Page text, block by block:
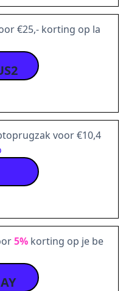
€25,- korting op la
voor €10,4
5% korting op je be